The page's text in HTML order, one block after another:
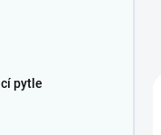
pytle